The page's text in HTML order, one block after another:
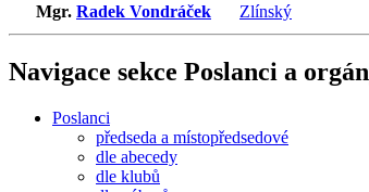
Mgr. Radek Vondráček Zlínský
Navigace sekce Poslanci a
Poslanci
předseda a místopředsedové
dle abecedy
dle klubů